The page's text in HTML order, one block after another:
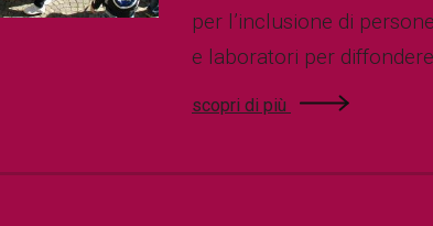
per l’inclusione di
e laboratori per
scopri di più